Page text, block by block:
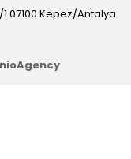
07100 Kepez/Antalya